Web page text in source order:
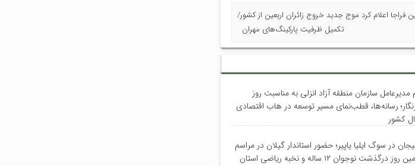
فراجا اعلام کرد موج جدید خروج زائران اربعین از کشور/
تکمیل ظرفیت پارکینگ‌های مهران
مدیرعامل سازمان منطقه آزاد انزلی به مناسبت روز
رسانه‌ها، قطب‌نمای مسیر توسعه در هاب اقتصادی
کشور
در سوگ ایلیا یاپیر؛ حضور استاندار گیلان در مراسم
درگذشت نوجوان ۱۲ ساله و نخبه ریاضی استان